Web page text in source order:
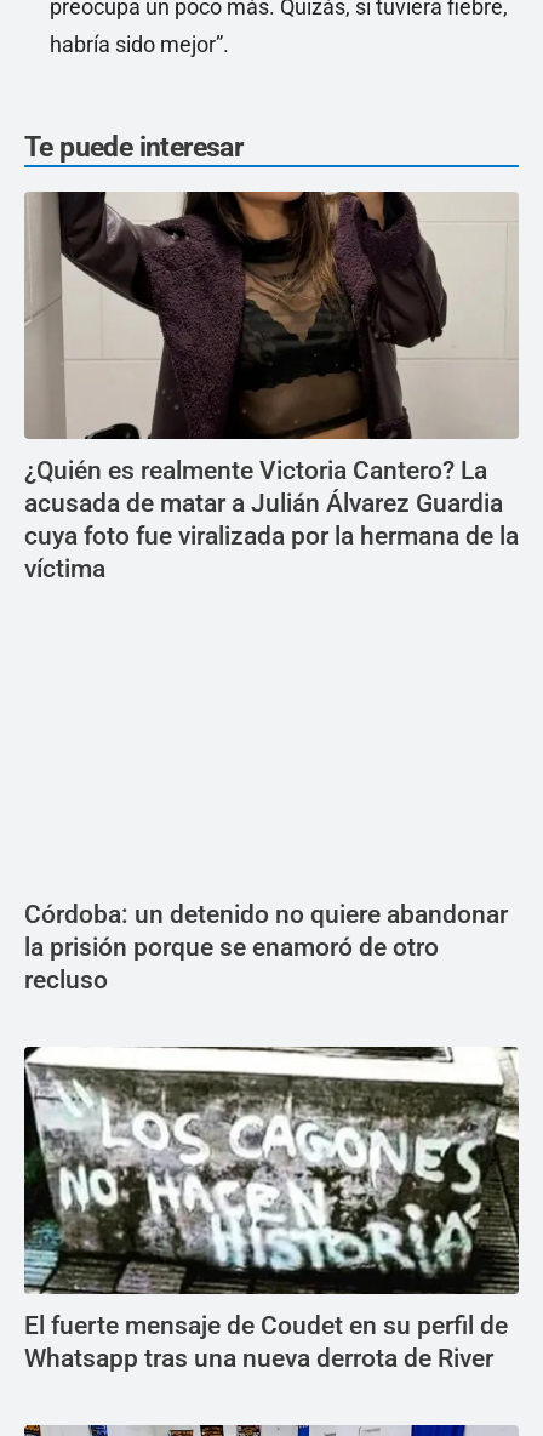
preocupa un poco más. Quizás, si tuviera fiebre,
habría sido mejor”.
Te puede interesar
¿Quién es realmente Victoria Cantero? La
acusada de matar a Julián Álvarez Guardia
cuya foto fue viralizada por la hermana de la
víctima
Córdoba: un detenido no quiere abandonar
la prisión porque se enamoró de otro
recluso
El fuerte mensaje de Coudet en su perfil de
Whatsapp tras una nueva derrota de River